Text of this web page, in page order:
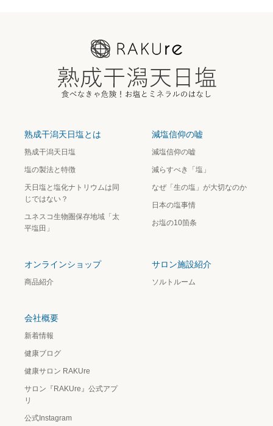
熟成干潟天日塩とは
熟成干潟天日塩
塩の製法と特徴
天日塩と塩化ナトリウムは同
じではない？
ユネスコ生物圏保存地域「太
平塩田」
減塩信仰の嘘
減塩信仰の嘘
減らすべき「塩」
なぜ「生の塩」が大切なのか
日本の塩事情
お塩の10箇条
オンラインショップ
商品紹介
サロン施設紹介
ソルトルーム
会社概要
新着情報
健康ブログ
健康サロン RAKUre
サロン『RAKUre』公式アプ
リ
公式Instagram